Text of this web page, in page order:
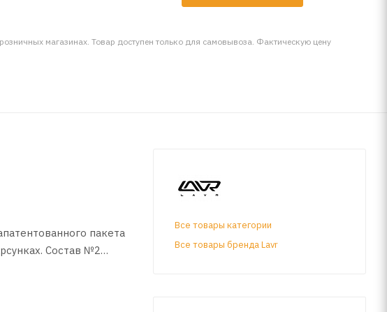
магазинах. Товар доступен только для самовывоза. Фактическую цену
пакета
Состав №2
Все товары категории
Все товары бренда Lavr